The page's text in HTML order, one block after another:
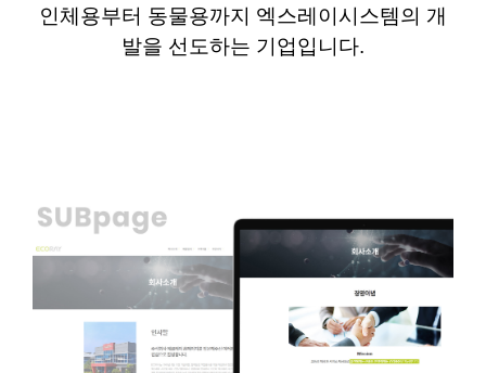
인체용부터 동물용까지
엑스레이시스템의 개
발을 선도하는 기업입니다.